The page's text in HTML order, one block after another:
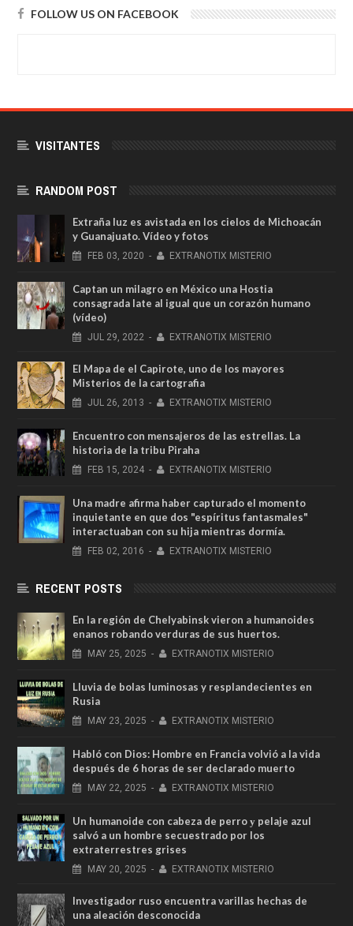
FOLLOW US ON FACEBOOK
VISITANTES
RANDOM POST
Extraña luz es avistada en los cielos de Michoacán
y Guanajuato. Vídeo y fotos
FEB 03, 2020 - EXTRANOTIX MISTERIO
Captan un milagro en México una Hostia
consagrada late al igual que un corazón humano
(vídeo)
JUL 29, 2022 - EXTRANOTIX MISTERIO
El Mapa de el Capirote, uno de los mayores
Misterios de la cartografia
JUL 26, 2013 - EXTRANOTIX MISTERIO
Encuentro con mensajeros de las estrellas. La
historia de la tribu Piraha
FEB 15, 2024 - EXTRANOTIX MISTERIO
Una madre afirma haber capturado el momento
inquietante en que dos "espíritus fantasmales"
interactuaban con su hija mientras dormía.
FEB 02, 2016 - EXTRANOTIX MISTERIO
RECENT POSTS
En la región de Chelyabinsk vieron a humanoides
enanos robando verduras de sus huertos.
MAY 25, 2025 - EXTRANOTIX MISTERIO
Lluvia de bolas luminosas y resplandecientes en
Rusia
MAY 23, 2025 - EXTRANOTIX MISTERIO
Habló con Dios: Hombre en Francia volvió a la vida
después de 6 horas de ser declarado muerto
MAY 22, 2025 - EXTRANOTIX MISTERIO
Un humanoide con cabeza de perro у pelaje azul
salvó a un hombre secuestrado por los
extraterrestres grises
MAY 20, 2025 - EXTRANOTIX MISTERIO
Investigador ruso encuentra varillas hechas de
una aleación desconocida